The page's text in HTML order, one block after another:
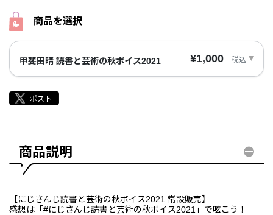
商品を選択
甲斐田晴 読書と芸術の秋ボイス2021 ¥1,000 税込
商品説明
【にじさんじ読書と芸術の秋ボイス2021 常設販売】
感想は「#にじさんじ読書と芸術の秋ボイス2021」で呟こう！